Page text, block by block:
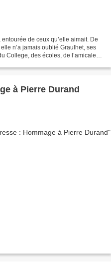
de ceux qu’elle aimait. De
n’a jamais oublié Graulhet, ses
College, des écoles, de l’amicale
à Pierre Durand